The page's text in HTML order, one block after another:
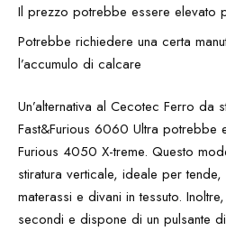
Il prezzo potrebbe essere elevato
Potrebbe richiedere una certa
l’accumulo di calcare
Un’alternativa al Cecotec Ferro da
Fast&Furious 6060 Ultra potrebbe
Furious 4050 X-treme. Questo
stiratura verticale, ideale per
materassi e divani in tessuto.
secondi e dispone di un pulsante